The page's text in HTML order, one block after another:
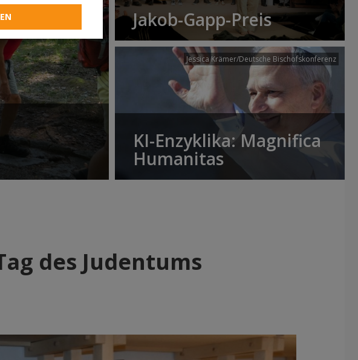
Jakob-Gapp-Preis
Jessica Krämer/Deutsche Bischofskonferenz
KI-Enzyklika: Magnifica
Humanitas
des Judentums